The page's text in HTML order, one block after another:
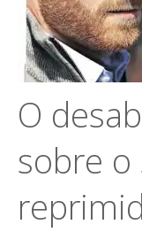
O
sobre